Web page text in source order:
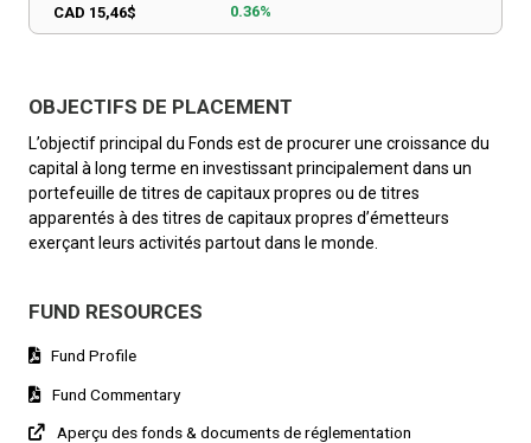
CAD 15,46$
0.36%
OBJECTIFS DE PLACEMENT
L’objectif principal du Fonds est de procurer une croissance du
capital à long terme en investissant principalement dans un
portefeuille de titres de capitaux propres ou de titres
apparentés à des titres de capitaux propres d’émetteurs
exerçant leurs activités partout dans le monde.
FUND RESOURCES
Fund Profile
Fund Commentary
Aperçu des fonds & documents de réglementation